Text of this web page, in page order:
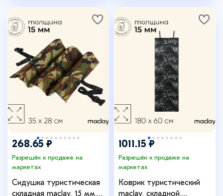
268.65 ₽
Разрешён к продаже на
маркетах
Сидушка туристическая
складная maclay, 15 мм,
1011.15 ₽
Разрешён к продаже на
маркетах
Коврик туристический
maclay, складной,